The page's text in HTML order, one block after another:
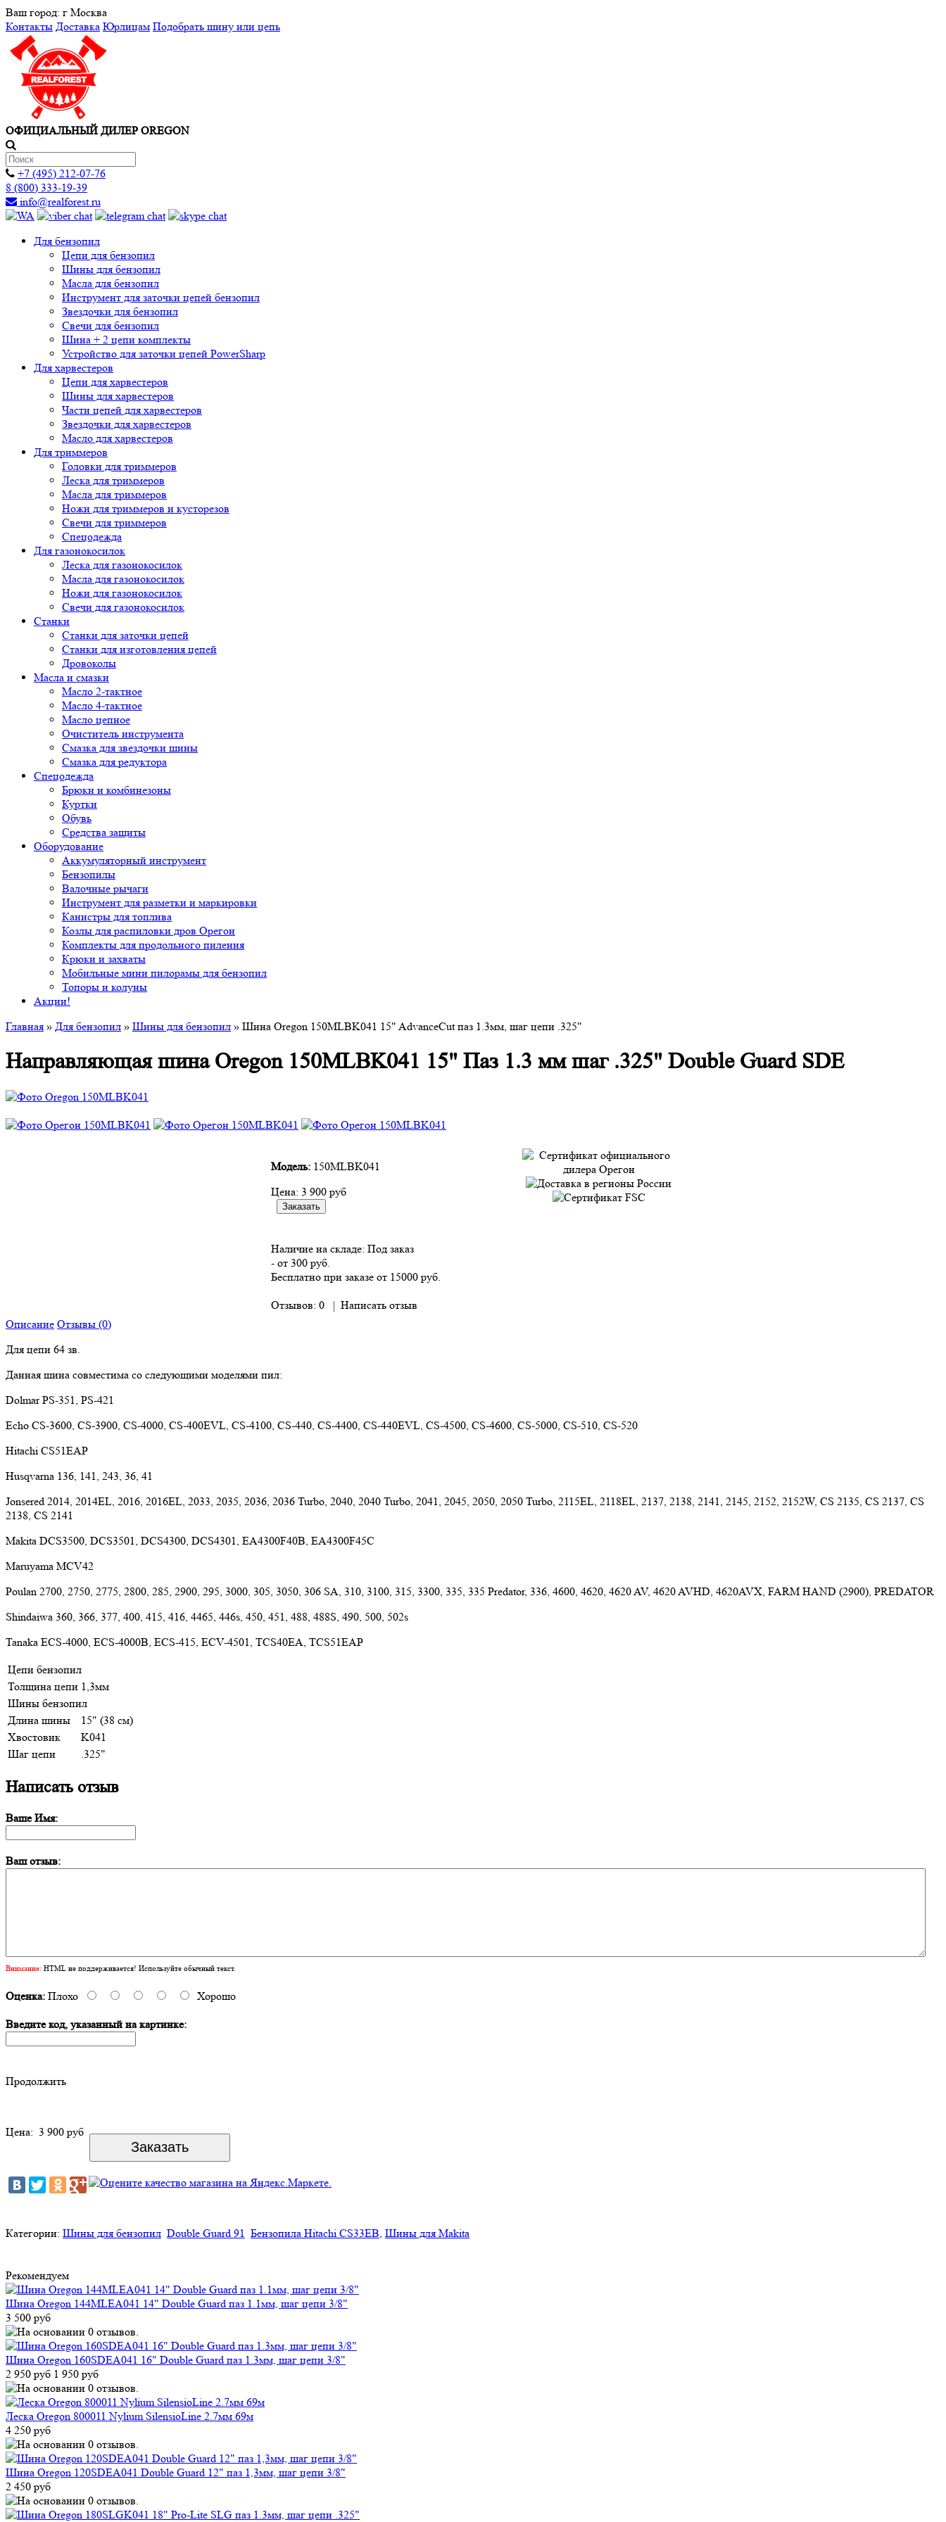
Ваш город: г Москва
Контакты Доставка Юрлицам Подобрать шину или цепь
ОФИЦИАЛЬНЫЙ ДИЛЕР OREGON
+7 (495) 212-07-76
8 (800) 333-19-39
info@realforest.ru
Для бензопил
Цепи для бензопил
Шины для бензопил
Масла для бензопил
Инструмент для заточки цепей бензопил
Звездочки для бензопил
Свечи для бензопил
Шина + 2 цепи комплекты
Устройство для заточки цепей PowerSharp
Для харвестеров
Цепи для харвестеров
Шины для харвестеров
Части цепей для харвестеров
Звездочки для харвестеров
Масло для харвестеров
Для триммеров
Головки для триммеров
Леска для триммеров
Масла для триммеров
Ножи для триммеров и кусторезов
Свечи для триммеров
Спецодежда
Для газонокосилок
Леска для газонокосилок
Масла для газонокосилок
Ножи для газонокосилок
Свечи для газонокосилок
Станки
Cтанки для заточки цепей
Станки для изготовления цепей
Дровоколы
Масла и смазки
Масло 2-тактное
Масло 4-тактное
Масло цепное
Очиститель инструмента
Смазка для звездочки шины
Смазка для редуктора
Спецодежда
Брюки и комбинезоны
Куртки
Обувь
Средства защиты
Оборудование
Аккумуляторный инструмент
Бензопилы
Валочные рычаги
Инструмент для разметки и маркировки
Канистры для топлива
Козлы для распиловки дров Орегон
Комплекты для продольного пиления
Крюки и захваты
Мобильные мини пилорамы для бензопил
Топоры и колуны
Акции!
Главная » Для бензопил » Шины для бензопил » Шина Oregon 150MLBK041 15" AdvanceCut паз 1.3мм, шаг цепи .325"
Направляющая шина Oregon 150MLBK041 15" Паз 1.3 мм шаг .325" Double Guard SDE
Модель: 150MLBK041
Цена: 3 900 руб
Наличие на складе: Под заказ
- от 300 руб.
Бесплатно при заказе от 15000 руб.
Отзывов: 0 | Написать отзыв
Описание Отзывы (0)
Для цепи 64 зв.
Данная шина совместима со следующими моделями пил:
Dolmar PS-351, PS-421
Echo CS-3600, CS-3900, CS-4000, CS-400EVL, CS-4100, CS-440, CS-4400, CS-440EVL, CS-4500, CS-4600, CS-5000, CS-510, CS-520
Hitachi CS51EAP
Husqvarna 136, 141, 243, 36, 41
Jonsered 2014, 2014EL, 2016, 2016EL, 2033, 2035, 2036, 2036 Turbo, 2040, 2040 Turbo, 2041, 2045, 2050, 2050 Turbo, 2115EL, 2118EL, 2137, 2138, 2141, 2145, 2152, 2152W, CS 2135, CS 2137, CS
2138, CS 2141
Makita DCS3500, DCS3501, DCS4300, DCS4301, EA4300F40B, EA4300F45C
Maruyama MCV42
Poulan 2700, 2750, 2775, 2800, 285, 2900, 295, 3000, 305, 3050, 306 SA, 310, 3100, 315, 3300, 335, 335 Predator, 336, 4600, 4620, 4620 AV, 4620 AVHD, 4620AVX, FARM HAND (2900), PREDATOR
Shindaiwa 360, 366, 377, 400, 415, 416, 4465, 446s, 450, 451, 488, 488S, 490, 500, 502s
Tanaka ECS-4000, ECS-4000B, ECS-415, ECV-4501, TCS40EA, TCS51EAP
Цепи бензопил
Толщина цепи 1,3мм
Шины бензопил
Длина шины
15" (38 см)
Хвостовик
K041
Шаг цепи
.325"
Написать отзыв
Ваше Имя:
Ваш отзыв:
Внимание: HTML не поддерживается! Используйте обычный текст.
Оценка: Плохо Хорошо
Введите код, указанный на картинке:
Продолжить
Цена: 3 900 руб
Категории: Шины для бензопил Double Guard 91 Бензопила Hitachi CS33EB Шины для Makita
Рекомендуем
Шина Oregon 144MLEA041 14" Double Guard паз 1.1мм, шаг цепи 3/8"
3 500 руб
Шина Oregon 160SDEA041 16" Double Guard паз 1.3мм, шаг цепи 3/8"
2 950 руб 1 950 руб
Леска Oregon 800011 Nylium SilensioLine 2.7мм 69м
4 250 руб
Шина Oregon 120SDEA041 Double Guard 12" паз 1,3мм, шаг цепи 3/8"
2 450 руб